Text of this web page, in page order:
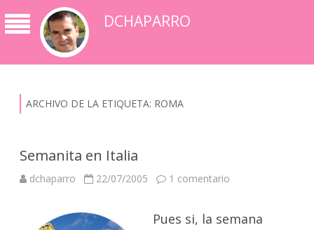
DCHAPARRO
ARCHIVO DE LA ETIQUETA: ROMA
Semanita en Italia
dchaparro 22/07/2005 1 comentario
Pues si, la semana